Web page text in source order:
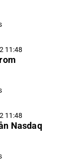
11:48
11:48
Nasdaq